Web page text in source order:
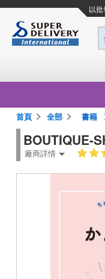
以
首頁 全部 書籍
BOUTIQUE-
廠商詳情